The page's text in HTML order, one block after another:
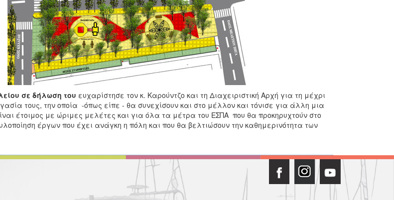
σε δήλωση του ευχαρίστησε τον κ. Καρούντζο και τη Διαχειριστική Αρχή για τη μέχρι
τους, την οποία -όπως είπε - θα συνεχίσουν και στο μέλλον και τόνισε για άλλη μια
έτοιμος με ώριμες μελέτες και για όλα τα μέτρα του ΕΣΠΑ που θα προκηρυχτούν στο
έργων που έχει ανάγκη η πόλη και που θα βελτιώσουν την καθημερινότητα των